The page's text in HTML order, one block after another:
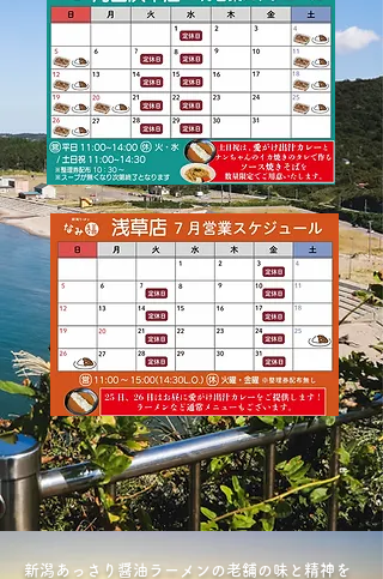
新潟あっさり醤油ラーメンの老舗の味と精神を